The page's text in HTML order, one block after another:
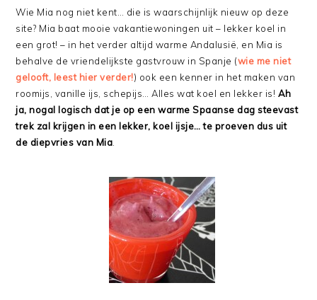
Wie Mia nog niet kent… die is waarschijnlijk nieuw op deze
site? Mia baat mooie vakantiewoningen uit – lekker koel in
een grot! – in het verder altijd warme Andalusië, en Mia is
behalve de vriendelijkste gastvrouw in Spanje (wie me niet
gelooft, leest hier verder!) ook een kenner in het maken van
roomijs, vanille ijs, schepijs… Alles wat koel en lekker is! Ah
ja, nogal logisch dat je op een warme Spaanse dag steevast
trek zal krijgen in een lekker, koel ijsje… te proeven dus uit
de diepvries van Mia